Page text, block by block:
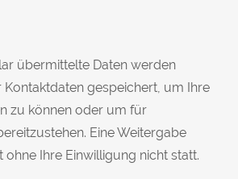
übermittelte Daten werden
Kontaktdaten gespeichert, um Ihre
zu können oder um für
Eine Weitergabe
ohne Ihre Einwilligung nicht statt.